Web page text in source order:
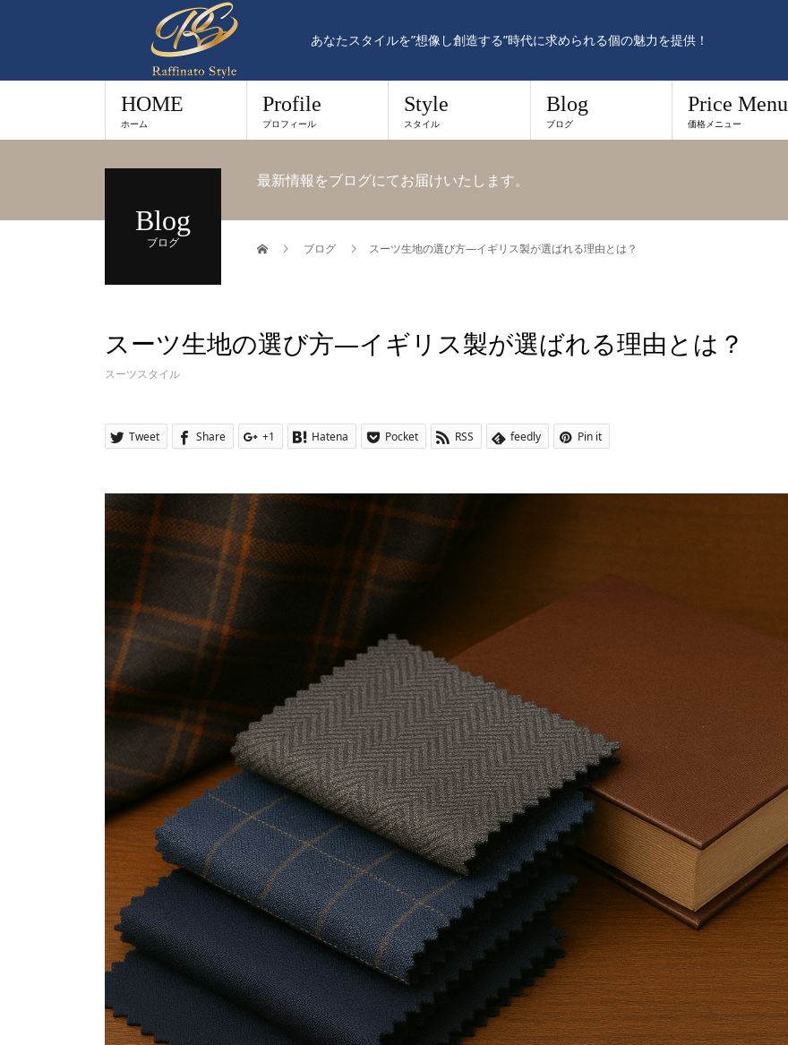
あなたスタイルを”想像し創造する”時代に求められる個の魅力を提供！
HOME
ホーム
Profile
プロフィール
Style
スタイル
Blog
ブログ
Price Menu
価格メニュー
Blog
ブログ
最新情報をブログにてお届けいたします。
ブログ スーツ生地の選び方—イギリス製が選ばれる理由とは？
スーツ生地の選び方—イギリス製が選ばれる理由とは？
スーツスタイル
Tweet Share +1 Hatena Pocket RSS feedly Pin it